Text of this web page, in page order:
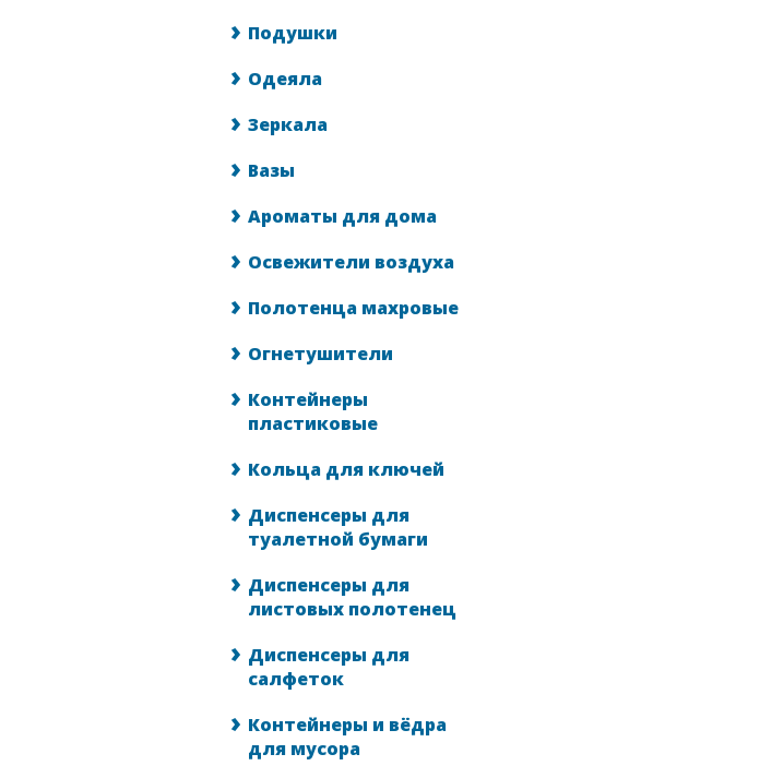
Подушки
Одеяла
Зеркала
Вазы
Ароматы для дома
Освежители воздуха
Полотенца махровые
Огнетушители
Контейнеры
пластиковые
Кольца для ключей
Диспенсеры для
туалетной бумаги
Диспенсеры для
листовых полотенец
Диспенсеры для
салфеток
Контейнеры и вёдра
для мусора